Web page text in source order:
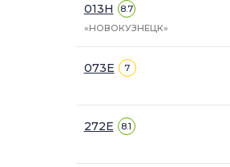
013Н
8.7
«НОВОКУЗНЕЦК»
073Е 7
272Е 8.1